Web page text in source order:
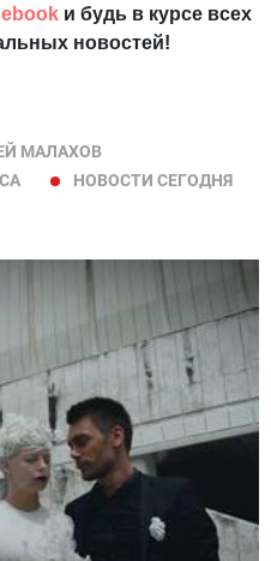
и будь в курсе всех
новостей!
МАЛАХОВ
НОВОСТИ СЕГОДНЯ